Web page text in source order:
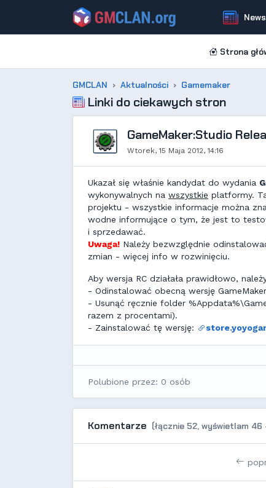
News
Strona
GMCLAN Aktualności Gamemaker
Linki do ciekawych stron
GameMaker:Studio
Wtorek, 15 Maja 2012, 14:16
Ukazał się właśnie kandydat do wydania
wykonywalnych na wszystkie platformy.
projektu - wszystkie informacje można
wodne informujące o tym, że jest to
i sprzedawać.
Uwaga! Należy bezwzględnie
zmian - więcej info w rozwinięciu.
Aby wersja RC działała prawidłowo,
- Odinstalować obecną wersję
- Usunąć ręcznie folder
razem z procentami).
- Zainstalować tę wersję:
Polubione przez: 0 osób
Komentarze (łącznie 52, wyświetlam